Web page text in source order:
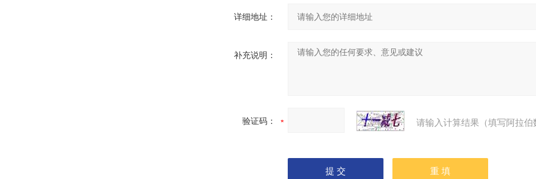
详细地址：
补充说明：
验证码： 请输入计算结果（填写阿拉